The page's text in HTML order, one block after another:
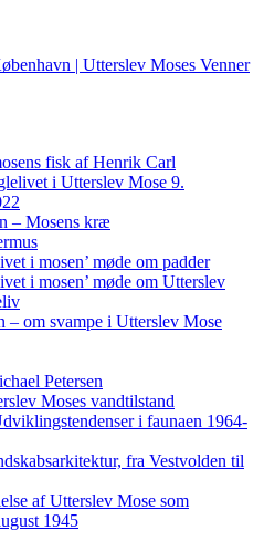
fisk af Henrik Carl
i Utterslev Mose 9.
– Mosens kræ
i mosen’ møde om padder
i mosen’ møde om Utterslev
– om svampe i Utterslev Mose
Petersen
Moses vandtilstand
i faunaen 1964-
fra Vestvolden til
af Utterslev Mose som
1945